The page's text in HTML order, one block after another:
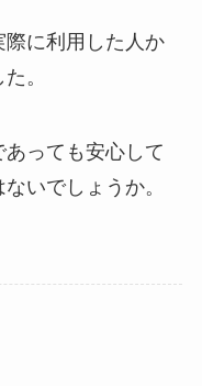
際に利用した人か
。
っても安心して
いでしょうか。